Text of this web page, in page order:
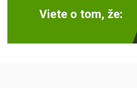
Viete o tom, že: